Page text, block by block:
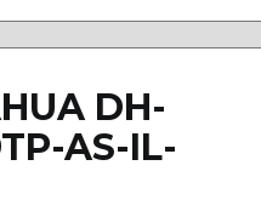
DH-
AS-IL-